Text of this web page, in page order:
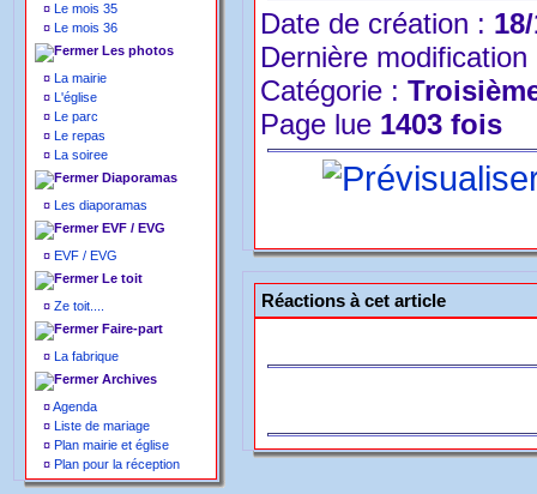
¤ Le mois 35
¤ Le mois 36
Les photos
¤ La mairie
¤ L'église
¤ Le parc
¤ Le repas
¤ La soiree
Diaporamas
¤ Les diaporamas
EVF / EVG
¤ EVF / EVG
Le toit
¤ Ze toit....
Faire-part
¤ La fabrique
Archives
¤Agenda
¤ Liste de mariage
¤ Plan mairie et église
¤ Plan pour la réception
Date de création :
Dernière
Catégorie :
Page lue 1403 fois
Réactions à cet article